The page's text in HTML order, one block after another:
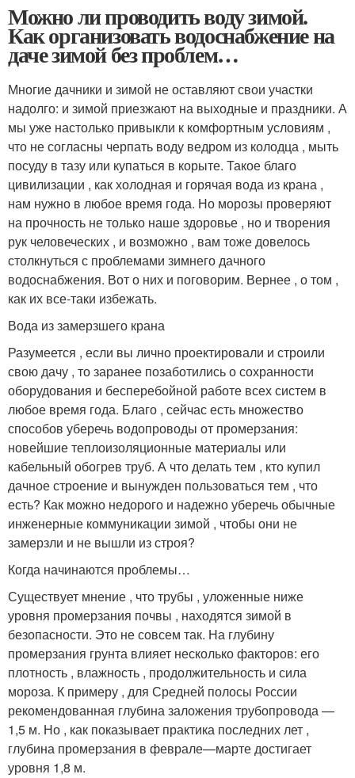
Можно ли проводить воду зимой.
Как организовать водоснабжение на
даче зимой без проблем…
Многие дачники и зимой не оставляют свои участки
надолго: и зимой приезжают на выходные и праздники. А
мы уже настолько привыкли к комфортным условиям ,
что не согласны черпать воду ведром из колодца , мыть
посуду в тазу или купаться в корыте. Такое благо
цивилизации , как холодная и горячая вода из крана ,
нам нужно в любое время года. Но морозы проверяют
на прочность не только наше здоровье , но и творения
рук человеческих , и возможно , вам тоже довелось
столкнуться с проблемами зимнего дачного
водоснабжения. Вот о них и поговорим. Вернее , о том ,
как их все-таки избежать.
Вода из замерзшего крана
Разумеется , если вы лично проектировали и строили
свою дачу , то заранее позаботились о сохранности
оборудования и бесперебойной работе всех систем в
любое время года. Благо , сейчас есть множество
способов уберечь водопроводы от промерзания:
новейшие теплоизоляционные материалы или
кабельный обогрев труб. А что делать тем , кто купил
дачное строение и вынужден пользоваться тем , что
есть? Как можно недорого и надежно уберечь обычные
инженерные коммуникации зимой , чтобы они не
замерзли и не вышли из строя?
Когда начинаются проблемы…
Существует мнение , что трубы , уложенные ниже
уровня промерзания почвы , находятся зимой в
безопасности. Это не совсем так. На глубину
промерзания грунта влияет несколько факторов: его
плотность , влажность , продолжительность и сила
мороза. К примеру , для Средней полосы России
рекомендованная глубина заложения трубопровода —
1,5 м. Но , как показывает практика последних лет ,
глубина промерзания в феврале—марте достигает
уровня 1,8 м.